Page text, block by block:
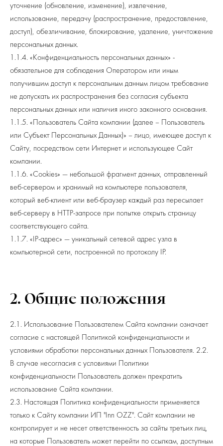
уточнение (обновление, изменение), извлечение,
использование, передачу (распространение, предоставление,
доступ), обезличивание, блокирование, удаление, уничтожение
персональных данных.
1.1.4. «Конфиденциальность персональных данных» -
обязательное для соблюдения Оператором или иным
получившим доступ к персональным данным лицом требование
не допускать их распространения без согласия субъекта
персональных данных или наличия иного законного основания.
1.1.5. «Пользователь Сайта компании (далее – Пользователь
или Субъект Персональных Данных)» – лицо, имеющее доступ к
Сайту, посредством сети Интернет и использующее Сайт
компании.
1.1.6. «Cookies» — небольшой фрагмент данных, отправленный
веб-сервером и хранимый на компьютере пользователя,
который веб-клиент или веб-браузер каждый раз пересылает
веб-серверу в HTTP-запросе при попытке открыть страницу
соответствующего сайта.
1.1.7. «IP-адрес» — уникальный сетевой адрес узла в
компьютерной сети, построенной по протоколу IP.
2. Общие положения
2.1. Использование Пользователем Сайта компании означает
согласие с настоящей Политикой конфиденциальности и
условиями обработки персональных данных Пользователя. 2.2.
В случае несогласия с условиями Политики
конфиденциальности Пользователь должен прекратить
использование Сайта компании.
2.3. Настоящая Политика конфиденциальности применяется
только к Сайту компании ИП "Inn OZZ". Сайт компании не
контролирует и не несет ответственность за сайты третьих лиц,
на которые Пользователь может перейти по ссылкам, доступным